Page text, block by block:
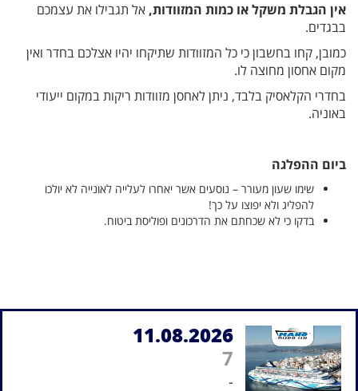
אין הגבלת משקל או כמות המזוודות, אל תגבילו את עצמכם
בבגדים.
כמובן, קחו בחשבון כי כל המזוודות שתיקחו יהיו אצלכם בחדר ואין
מקום אחסון מחוצה לו.
בחדרי הקלאסיק בלבד, ניתן לאחסן מזוודות ריקות במקום ייעודי
באוניה.
ביום ההפלגה
שימו שעון מעורר – נוסעים אשר יאחרו לעלייה לאונייה לא יולכו
להפליג ולא יפוצו על כך!
בדקו כי לא שכחתם את הדרכונים ופוליסת ביטוח.
11.08.2026
7
-